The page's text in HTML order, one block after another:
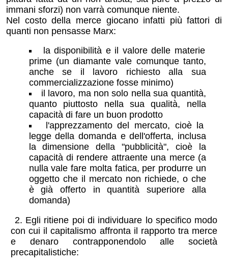
immani sforzi) non varrà comunque niente.
Nel costo della merce giocano infatti più fattori di
quanti non pensasse Marx:
la disponibilità e il valore delle materie
prime (un diamante vale comunque tanto,
anche se il lavoro richiesto alla sua
commercializzazione fosse minimo)
il lavoro, ma non solo nella sua quantità,
quanto piuttosto nella sua qualità, nella
capacità di fare un buon prodotto
l'apprezzamento del mercato, cioè la
legge della domanda e dell'offerta, inclusa
la dimensione della "pubblicità", cioè la
capacità di rendere attraente una merce (a
nulla vale fare molta fatica, per produrre un
oggetto che il mercato non richiede, o che
è già offerto in quantità superiore alla
domanda)
2. Egli ritiene poi di individuare lo specifico modo
con cui il capitalismo affronta il rapporto tra merce
e denaro contrapponendolo alle società
precapitalistiche: